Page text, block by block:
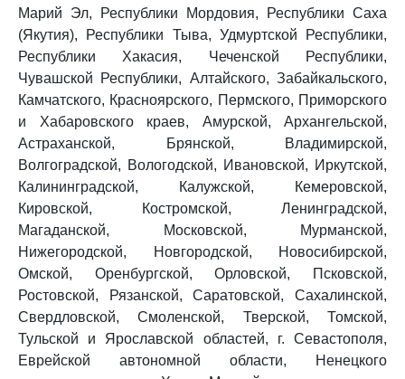
Марий Эл, Республики Мордовия, Республики Саха
(Якутия), Республики Тыва, Удмуртской Республики,
Республики Хакасия, Чеченской Республики,
Чувашской Республики, Алтайского, Забайкальского,
Камчатского, Красноярского, Пермского, Приморского
и Хабаровского краев, Амурской, Архангельской,
Астраханской, Брянской, Владимирской,
Волгоградской, Вологодской, Ивановской, Иркутской,
Калининградской, Калужской, Кемеровской,
Кировской, Костромской, Ленинградской,
Магаданской, Московской, Мурманской,
Нижегородской, Новгородской, Новосибирской,
Омской, Оренбургской, Орловской, Псковской,
Ростовской, Рязанской, Саратовской, Сахалинской,
Свердловской, Смоленской, Тверской, Томской,
Тульской и Ярославской областей, г. Севастополя,
Еврейской автономной области, Ненецкого